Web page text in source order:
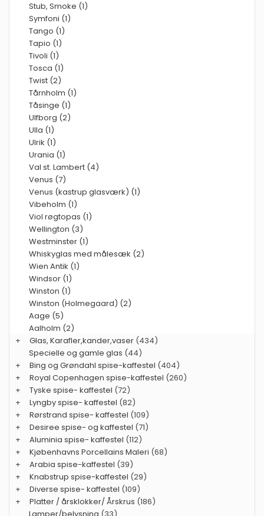
Stub, Smoke (1)
Symfoni (1)
Tango (1)
Tapio (1)
Tivoli (1)
Tosca (1)
Twist (2)
Tårnholm (1)
Tåsinge (1)
Ulfborg (2)
Ulla (1)
Ulrik (1)
Urania (1)
Val st. Lambert (4)
Venus (7)
Venus (kastrup glasværk) (1)
Vibeholm (1)
Viol røgtopas (1)
Wellington (3)
Westminster (1)
Whiskyglas med målesæk (2)
Wien Antik (1)
Windsor (1)
Winston (1)
Winston (Holmegaard) (2)
Aage (5)
Aalholm (2)
+
Glas, Karafler,kander,vaser (434)
Specielle og gamle glas (44)
+
Bing og Grøndahl spise-kaffestel (404)
+
Royal Copenhagen spise-kaffestel (260)
+
Tyske spise- kaffestel (72)
+
Lyngby spise- kaffestel (82)
+
Rørstrand spise- kaffestel (109)
+
Desiree spise- og kaffestel (71)
+
Aluminia spise- kaffestel (112)
+
Kjøbenhavns Porcellains Maleri (68)
+
Arabia spise-kaffestel (39)
+
Knabstrup spise-kaffestel (29)
+
Diverse spise- kaffestel (109)
+
Platter / årsklokker/ Årskrus (186)